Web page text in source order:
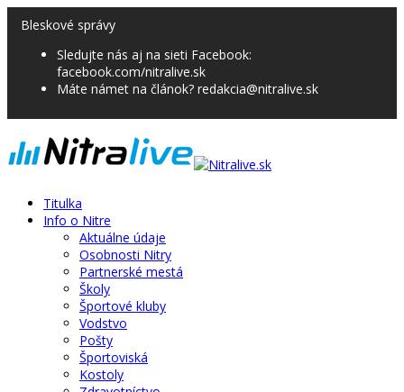
Bleskové správy
Sledujte nás aj na sieti Facebook:
facebook.com/nitralive.sk
Máte námet na článok? redakcia@nitralive.sk
Titulka
Info o Nitre
Aktuálne údaje
Osobnosti Nitry
Partnerské mestá
Školy
Športové kluby
Vodstvo
Pošty
Športoviská
Kostoly